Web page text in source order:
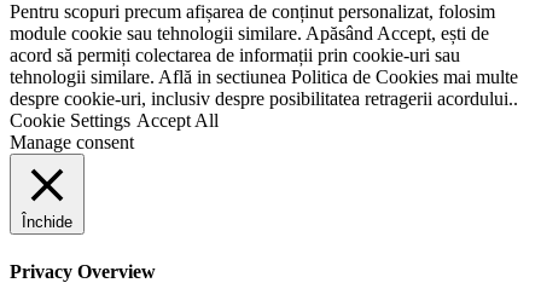
Pentru scopuri precum afișarea de conținut personalizat, folosim
module cookie sau tehnologii similare. Apăsând Accept, ești de
acord să permiți colectarea de informații prin cookie-uri sau
tehnologii similare. Află in sectiunea Politica de Cookies mai multe
despre cookie-uri, inclusiv despre posibilitatea retragerii acordului..
Cookie Settings Accept All
Manage consent
Închide
Privacy Overview